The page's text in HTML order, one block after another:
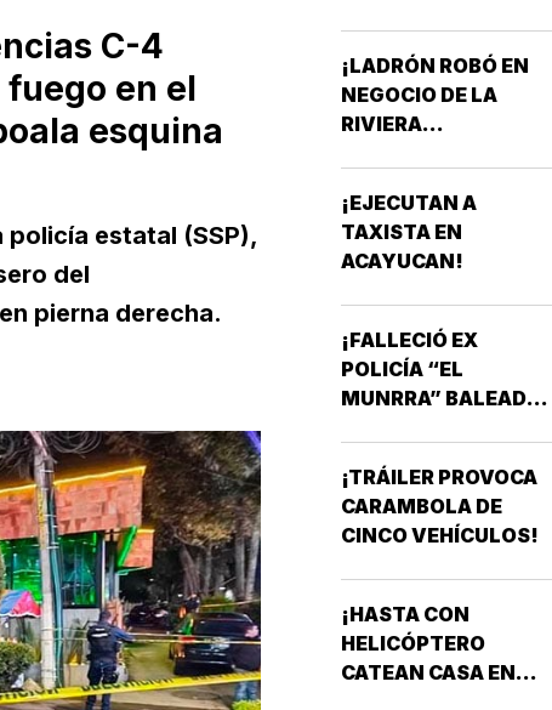
C-4
en el
esquina
estatal (SSP),
del
pierna derecha.
¡LADRÓN ROBÓ EN
NEGOCIO DE LA
RIVIERA
¡EJECUTAN A
TAXISTA EN
ACAYUCAN!
¡FALLECIÓ EX
POLICÍA “EL
MUNRRA” BALEADO
¡TRÁILER PROVOCA
CARAMBOLA DE
CINCO VEHÍCULOS!
¡HASTA CON
HELICÓPTERO
CATEAN CASA EN